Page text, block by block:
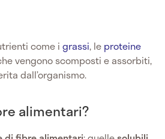
come i grassi, le proteine
vengono scomposti e assorbiti,
dall’organismo.
alimentari?